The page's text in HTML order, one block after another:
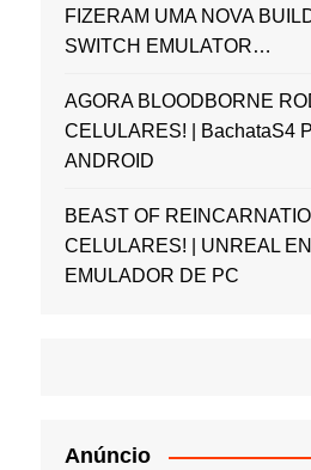
FIZERAM UMA NOVA
SWITCH EMULATOR…
AGORA BLOODBORNE
CELULARES! | BachataS4
ANDROID
BEAST OF
CELULARES! | UNREAL
EMULADOR DE PC
Anúncio